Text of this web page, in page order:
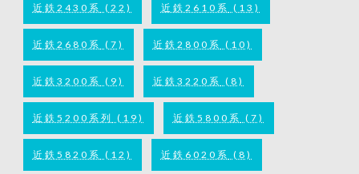
近鉄2430系 (22) 近鉄2610系 (13)
近鉄2680系 (7) 近鉄2800系 (10)
近鉄3200系 (9) 近鉄3220系 (8)
近鉄5200系列 (19) 近鉄5800系 (7)
近鉄5820系 (12) 近鉄6020系 (8)